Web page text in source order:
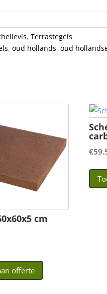
,Terrastegels
,oud hollands,oud
cm
offerte
€